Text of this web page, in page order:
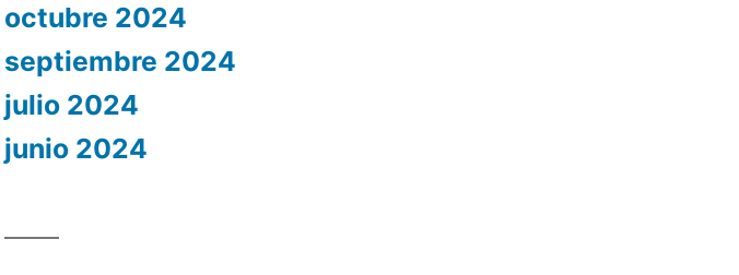
octubre 2024
septiembre 2024
julio 2024
junio 2024